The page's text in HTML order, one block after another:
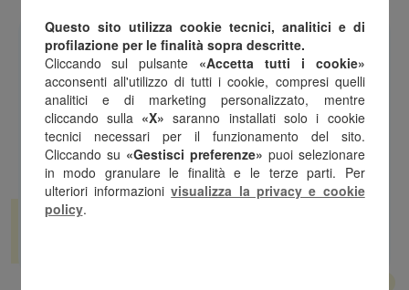
Haiuno o più codicida
recuperare?
Registrati ora!Inserisci ilnumero di
telefonoprecedentemente utilizzato e
accedi a un'area personale dedicata,
dove potrai consultare e verificare tutti i
tuoi codici
Questo sito utilizza cookie tecnici, analitici e di
profilazione per le finalità sopra descritte.
Cliccando sul pulsante «Accetta tutti i cookie»
acconsenti all'utilizzo di tutti i cookie, compresi quelli
analitici e di marketing personalizzato, mentre
cliccando sulla «X» saranno installati solo i cookie
tecnici necessari per il funzionamento del sito.
Cliccando su «Gestisci preferenze» puoi selezionare
in modo granulare le finalità e le terze parti. Per
ulteriori informazionivisualizza la privacy e cookie
policy.